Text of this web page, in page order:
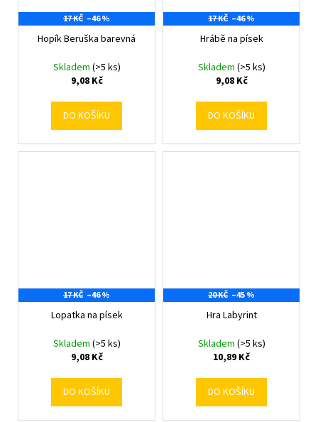
17 KČ –46 %
Hopík Beruška barevná
Skladem (>5 ks)
9,08 Kč
DO KOŠÍKU
17 KČ –46 %
Hrábě na písek
Skladem (>5 ks)
9,08 Kč
DO KOŠÍKU
17 KČ –46 %
Lopatka na písek
Skladem (>5 ks)
9,08 Kč
DO KOŠÍKU
20 KČ –45 %
Hra Labyrint
Skladem (>5 ks)
10,89 Kč
DO KOŠÍKU